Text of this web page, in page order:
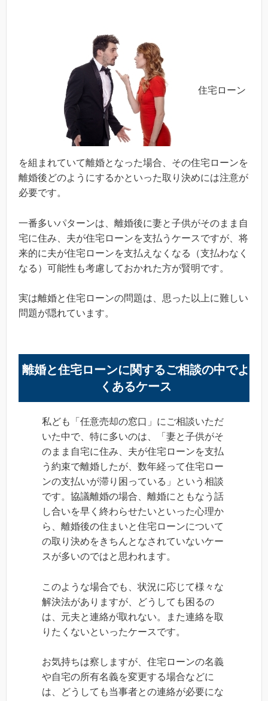
住宅ローン
を組まれていて離婚となった場合、その住宅ローンを
離婚後どのようにするかといった取り決めには注意が
必要です。
一番多いパターンは、離婚後に妻と子供がそのまま自
宅に住み、夫が住宅ローンを支払うケースですが、将
来的に夫が住宅ローンを支払えなくなる（支払わなく
なる）可能性も考慮しておかれた方が賢明です。
実は離婚と住宅ローンの問題は、思った以上に難しい
問題が隠れています。
離婚と住宅ローンに関するご相談の中でよ
くあるケース
私ども「任意売却の窓口」にご相談いただ
いた中で、特に多いのは、「妻と子供がそ
のまま自宅に住み、夫が住宅ローンを支払
う約束で離婚したが、数年経って住宅ロー
ンの支払いが滞り困っている」という相談
です。協議離婚の場合、離婚にともなう話
し合いを早く終わらせたいといった心理か
ら、離婚後の住まいと住宅ローンについて
の取り決めをきちんとなされていないケー
スが多いのではと思われます。
このような場合でも、状況に応じて様々な
解決法がありますが、どうしても困るの
は、元夫と連絡が取れない。また連絡を取
りたくないといったケースです。
お気持ちは察しますが、住宅ローンの名義
や自宅の所有名義を変更する場合などに
は、どうしても当事者との連絡が必要にな